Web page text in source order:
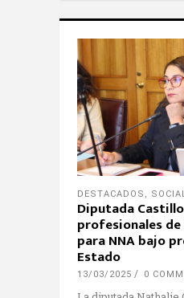
DESTACADOS ,
Diputada
profesionales
para NNA bajo
Estado
13/03/2025 0